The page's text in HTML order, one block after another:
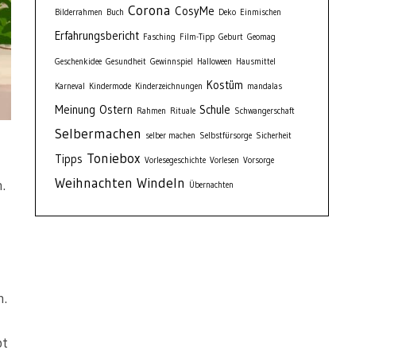
Bilderrahmen Buch Corona CosyMe Deko Einmischen
Erfahrungsbericht Fasching Film-Tipp Geburt Geomag
Geschenkidee Gesundheit Gewinnspiel Halloween Hausmittel
Karneval Kindermode Kinderzeichnungen Kostüm mandalas
Meinung Ostern Rahmen Rituale Schule Schwangerschaft
Selbermachen selber machen Selbstfürsorge Sicherheit
Tipps Toniebox Vorlesegeschichte Vorlesen Vorsorge
Weihnachten Windeln Übernachten